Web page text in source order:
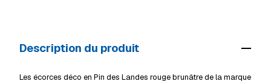
Livraison volumineux / camion 69 €
Détails livraison & retrait
Description du produit
Les écorces déco en Pin des Landes rouge brunâtre de la marque